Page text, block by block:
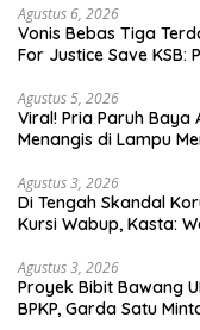
Agustus 6, 2026
Vonis Bebas Tiga
For Justice Save KSB:
Agustus 5, 2026
Viral! Pria Paruh Baya
Menangis di Lampu
Agustus 3, 2026
Di Tengah Skandal
Kursi Wabup, Kasta:
Agustus 3, 2026
Proyek Bibit Bawang
BPKP, Garda Satu